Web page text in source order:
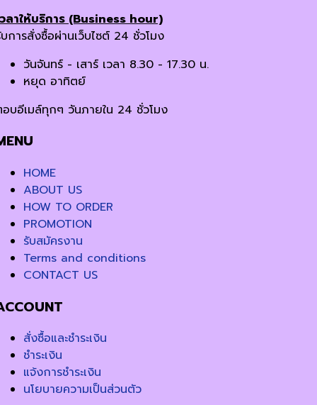
ลาให้บริการ (Business hour)
การสั่งซื้อผ่านเว็บไซต์ 24 ชั่วโมง
วันจันทร์ - เสาร์ เวลา 8.30 - 17.30 น.
หยุด อาทิตย์
บอีเมล์ทุกๆ วันภายใน 24 ชั่วโมง
HOME
ABOUT US
HOW TO ORDER
PROMOTION
รับสมัครงาน
Terms and conditions
CONTACT US
สั่งซื้อและชำระเงิน
ชำระเงิน
แจ้งการชำระเงิน
นโยบายความเป็นส่วนตัว